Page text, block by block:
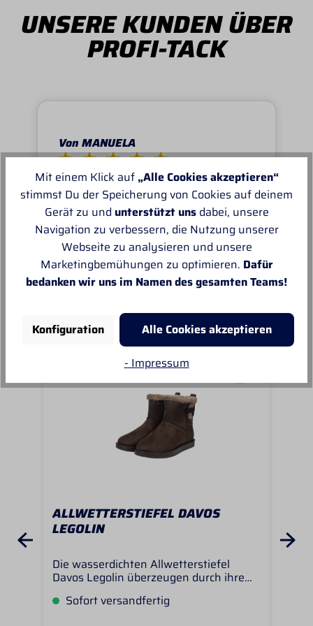
UNSERE KUNDEN ÜBER
PROFI-TACK
Von MANUELA
Super schnell und reibungslos, top
Ware.sehr zu empfehlen, top!
ALLWETTERSTIEFEL DAVOS
LEGOLIN
Die wasserdichten Allwetterstiefel
Davos Legolin überzeugen durch ihre
kuschelige Teddy-Innenfutter, das auch
Sofort versandfertig
Mit einem Klick auf „Alle Cookies akzeptieren“
stimmst Du der Speicherung von Cookies auf deinem
Gerät zu und unterstützt unsdabei, unsere
Navigation zu verbessern, die Nutzung unserer
Webseite zu analysieren und unsere
Marketingbemühungen zu optimieren. Dafür
bedanken wir uns im Namen des gesamten Teams!
Konfiguration
Alle Cookies akzeptieren
- Impressum